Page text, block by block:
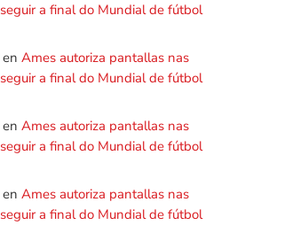
a final do Mundial de fútbol
en Ames autoriza pantallas nas
a final do Mundial de fútbol
en Ames autoriza pantallas nas
a final do Mundial de fútbol
en Ames autoriza pantallas nas
a final do Mundial de fútbol